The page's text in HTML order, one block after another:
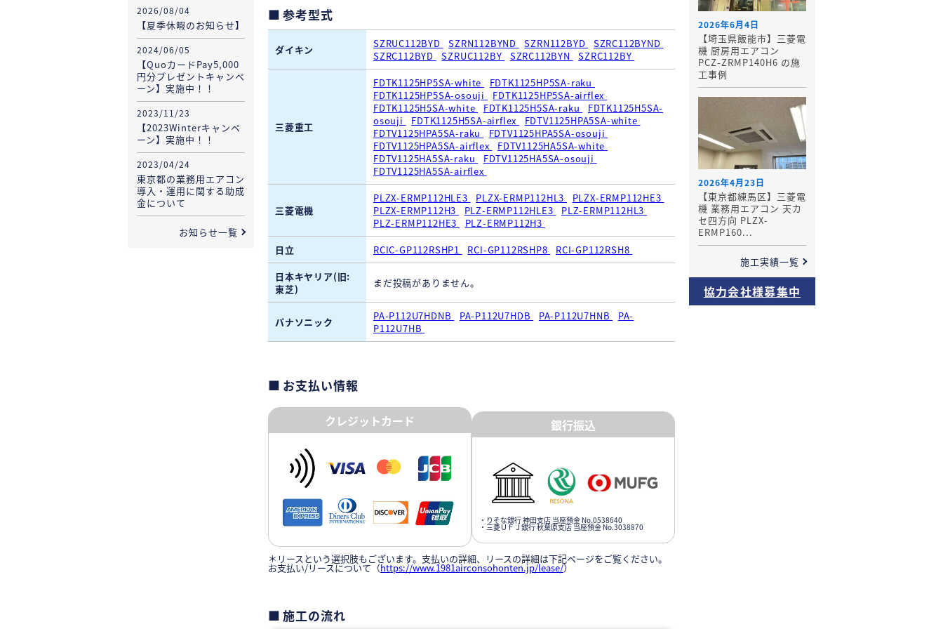
参考型式
ダイキン SZRUC112BYD SZRN112BYND SZRN112BYD
SZRC112BYND
SZRC112BYD
SZRUC112BY SZRC112BYN SZRC112BY
三菱重工
FDTK1125HP5SA-white
FDTK1125HP5SA-raku
FDTK1125HP5SA-osouji
FDTK1125HP5SA-airflex
FDTK1125H5SA-white
FDTK1125H5SA-raku
FDTK1125H5SA-
osouji
FDTK1125H5SA-airflex
FDTV1125HPA5SA-white
FDTV1125HPA5SA-raku
FDTV1125HPA5SA-osouji
FDTV1125HPA5SA-airflex
FDTV1125HA5SA-white
FDTV1125HA5SA-raku
FDTV1125HA5SA-osouji
FDTV1125HA5SA-airflex
三菱電機
PLZX-ERMP112HLE3 PLZX-ERMP112HL3
PLZX-ERMP112HE3
PLZX-ERMP112H3
PLZ-ERMP112HLE3
PLZ-ERMP112HL3
PLZ-ERMP112HE3
PLZ-ERMP112H3
日立
RCIC-GP112RSHP1 RCI-GP112RSHP8
RCI-GP112RSH8
日本キヤリア(旧:
東芝)
まだ投稿がありません。
パナソニック PA-P112U7HDNB PA-P112U7HDB PA-P112U7HNB
PA-
P112U7HB
お支払い情報
クレジットカード 銀行振込
・りそな銀行 神田支店 当座預金 No.0538640
・三菱ＵＦＪ銀行 秋葉原支店 当座預金 No.3038870
＊リースという選択肢もございます。支払いの詳細、リースの詳細は下記ページをご覧ください。
お支払い/リースについて（https://www.1981airconsohonten.jp/lease/）
施工の流れ
2026/08/04
【夏季休暇のお知らせ】
2024/06/05
【QuoカードPay5,000
円分プレゼントキャンペ
ーン】実施中！！
2023/11/23
【2023Winterキャンペ
ーン】実施中！！
2023/04/24
東京都の業務用エアコン
導入・運用に関する助成
金について
お知らせ一覧
2026年6月4日
【埼玉県飯能市】三菱電
機 厨房用エアコン
PCZ-ZRMP140H6 の施
工事例
2026年4月23日
【東京都練馬区】三菱電
機 業務用エアコン 天カ
セ四方向 PLZX-
ERMP160...
施工実績一覧
協力会社様募集中